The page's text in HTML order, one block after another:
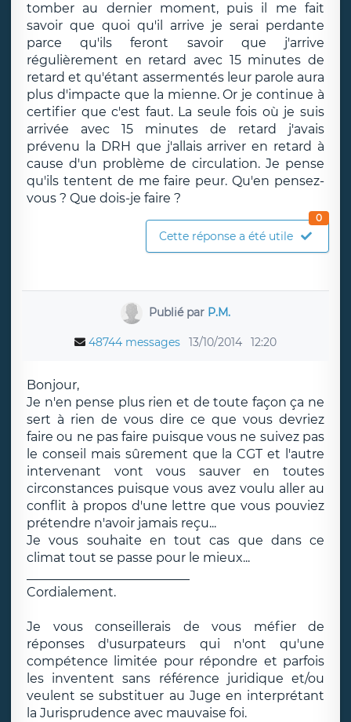
tomber au dernier moment, puis il me fait
savoir que quoi qu'il arrive je serai perdante
parce qu'ils feront savoir que j'arrive
régulièrement en retard avec 15 minutes de
retard et qu'étant assermentés leur parole aura
plus d'impacte que la mienne. Or je continue à
certifier que c'est faut. La seule fois où je suis
arrivée avec 15 minutes de retard j'avais
prévenu la DRH que j'allais arriver en retard à
cause d'un problème de circulation. Je pense
qu'ils tentent de me faire peur. Qu'en pensez-
vous ? Que dois-je faire ?
Cette réponse a été utile
0
Publié par P.M.
48744 messages 13/10/2014 12:20
Bonjour,
Je n'en pense plus rien et de toute façon ça ne
sert à rien de vous dire ce que vous devriez
faire ou ne pas faire puisque vous ne suivez pas
le conseil mais sûrement que la CGT et l'autre
intervenant vont vous sauver en toutes
circonstances puisque vous avez voulu aller au
conflit à propos d'une lettre que vous pouviez
prétendre n'avoir jamais reçu...
Je vous souhaite en tout cas que dans ce
climat tout se passe pour le mieux...
Cordialement.
Je vous conseillerais de vous méfier de
réponses d'usurpateurs qui n'ont qu'une
compétence limitée pour répondre et parfois
les inventent sans référence juridique et/ou
veulent se substituer au Juge en interprétant
la Jurisprudence avec mauvaise foi.